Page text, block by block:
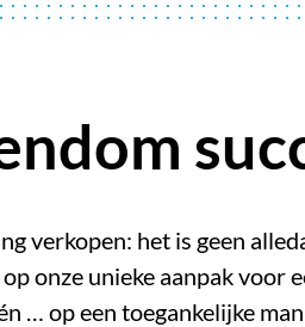
verkopen: het is geen
onze unieke aanpak voor
… op een toegankelijke